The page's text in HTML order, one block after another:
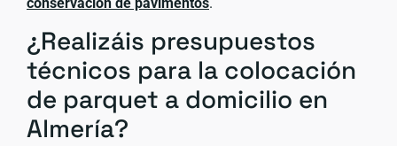
¿Realizáis presupuestos
técnicos para la colocación
de parquet a domicilio en
Almería?